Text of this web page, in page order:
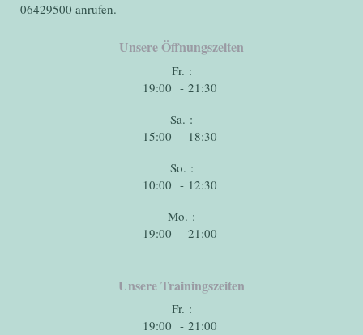
06429500 anrufen.
Unsere Öffnungszeiten
Fr. :
19:00 - 21:30
Sa. :
15:00 - 18:30
So. :
10:00 - 12:30
Mo. :
19:00 - 21:00
Unsere Trainingszeiten
Fr. :
19:00 - 21:00